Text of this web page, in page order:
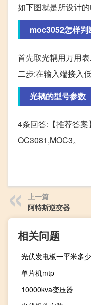
如下图就是所设计
moc3052怎样判
首先取光耦用万用
二步:在输入端接入低
光耦的型号参数
4条回答:【推荐答
OC3081,MOC3。
上一篇
阿特斯逆变器
相关问题
光伏发电板一平米多
单片机mtp
10000kva变压器